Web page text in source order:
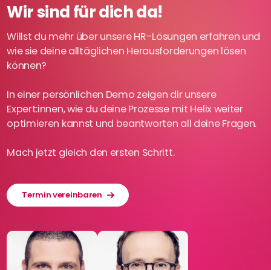
Wir sind für dich da!
Willst du mehr über unsere HR-Lösungen erfahren und
wie sie deine alltäglichen Herausforderungen lösen
können?
In einer persönlichen Demo zeigen dir unsere
Expert:innen, wie du deine Prozesse mit Helix weiter
optimieren kannst und beantworten all deine Fragen.
Mach jetzt gleich den ersten Schritt.
Termin vereinbaren